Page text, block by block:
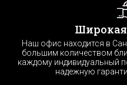
Широкая
Наш офис находится в
большим количеством
каждому индивидуальный
надежную